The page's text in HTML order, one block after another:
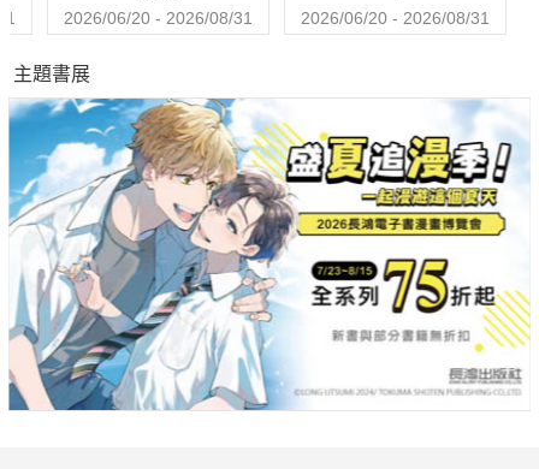
2026/06/20 - 2026/08/31 2026/06/20 - 2026/08/31
主題書展